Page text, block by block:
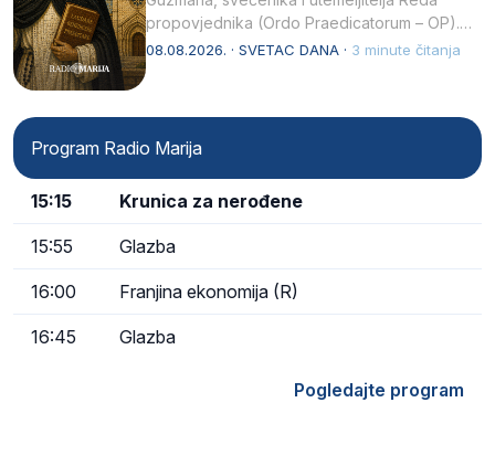
propovjednika (Ordo Praedicatorum – OP).
Svojim životom, dubokom ljubavlju prema
08.08.2026. · SVETAC DANA · 3 minute čitanja
Program Radio Marija
15:15 Krunica za nerođene
15:55 Glazba
16:00 Franjina ekonomija (R)
16:45 Glazba
Pogledajte program